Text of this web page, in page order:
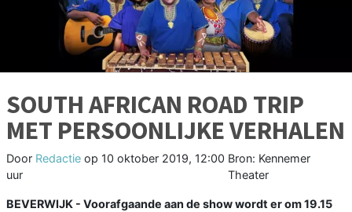
SOUTH AFRICAN ROAD TRIP
MET PERSOONLIJKE VERHALEN
Door Redactie op 10 oktober 2019, 12:00
uur
Bron: Kennemer
Theater
BEVERWIJK - Voorafgaande aan de show wordt er om 19.15